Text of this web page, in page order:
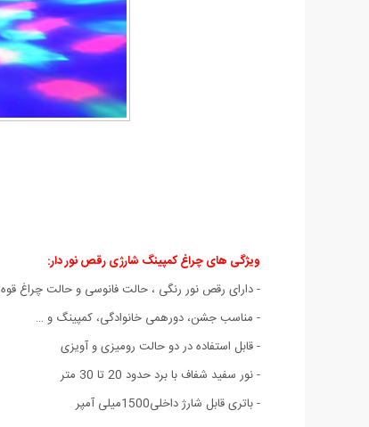
ویژگی های چراغ کمپینگ شارژی رقص نور دار:
- دارای رقص نور رنگی ، حالت فانوسی و حالت چراغ قوه
- مناسب جشن، دورهمی خانوادگی، کمپینگ و …
- قابل استفاده در دو حالت رومیزی و آویزی
- نور سفید شفاف با برد حدود 20 تا 30 متر
- باتری قابل شارژ داخلی1500میلی آمپر